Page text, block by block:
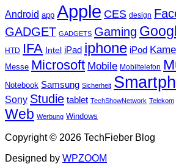
Android app Apple CES design
GADGET GADGETS Gaming
HTD IFA Intel iPad iphone iPod
Messe Microsoft Mobile Mobiltelefon
Notebook Samsung Sicherheit
Sony Studie tablet TechShowNetwork Telekom
Web Werbung Windows
Copyright © 2026 TechFieber Blog
Designed by WPZOOM